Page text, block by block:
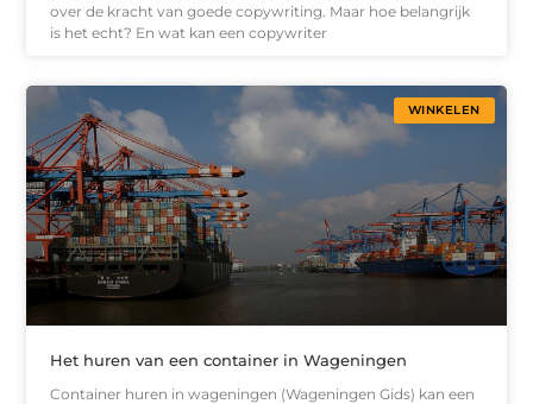
over de kracht van goede copywriting. Maar hoe belangrijk
is het echt? En wat kan een copywriter
WINKELEN
Het huren van een container in Wageningen
Container huren in wageningen (Wageningen Gids) kan een